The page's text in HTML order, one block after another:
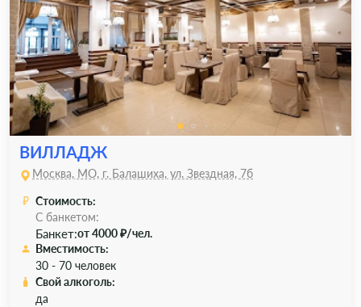
ВИЛЛАДЖ
Москва, МО, г. Балашиха, ул. Звездная, 7б
Стоимость:
С банкетом:
Банкет:от 4000 ₽/чел.
Вместимость:
30 - 70 человек
Свой алкоголь:
да